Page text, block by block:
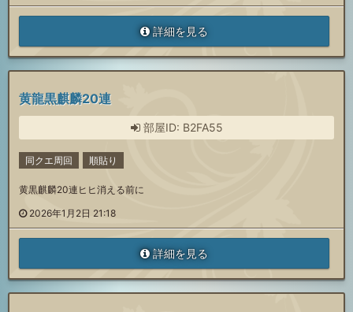
詳細を見る
黄龍黒麒麟20連
部屋ID: B2FA55
同クエ周回 順貼り
黄黒麒麟20連ヒヒ消える前に
2026年1月2日 21:18
詳細を見る